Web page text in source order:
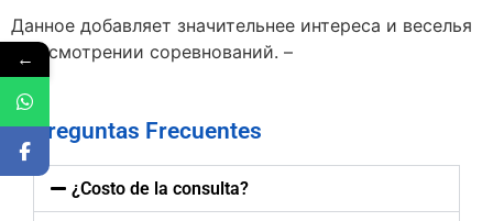
Данное добав͏ляет значительнее интереса и веселья
при смот͏рении ͏соревнований. –
Preguntas Frecuentes
¿Costo de la consulta?
←